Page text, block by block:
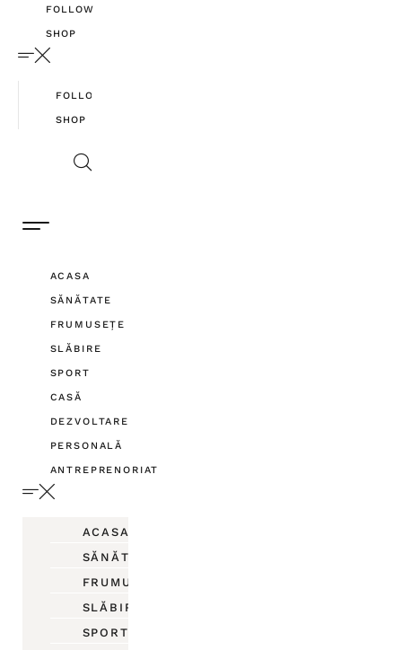
FOLLOW
SHOP
FOLLOW
SHOP
ACASA
SĂNĂTATE
FRUMUSEȚE
SLĂBIRE
SPORT
CASĂ
DEZVOLTARE
PERSONALĂ
ANTREPRENORIAT
ACASA
SĂNĂTATE
FRUMUSEȚE
SLĂBIRE
SPORT